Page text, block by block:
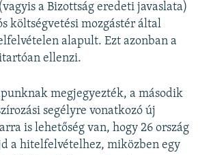
a Bizottság eredeti javaslata)
költségvetési mozgástér által
alapult. Ezt azonban a
ellenzi.
megjegyezték, a második
segélyre vonatkozó új
is lehetőség van, hogy 26 ország
a hitelfelvételhez, miközben egy